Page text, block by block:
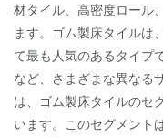
材タイル、高密度ロール
ます。ゴム製床タイルは
て最も人気のあるタイプ
など、さまざまな異なる
は、ゴム製床タイルのセ
います。このセグメント